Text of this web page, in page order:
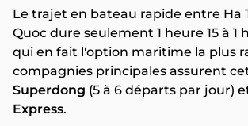
Le trajet en bateau rapide entre Ha
Quoc dure seulement 1 heure 15 à 1
qui en fait l'option maritime la plus
compagnies principales assurent
Superdong (5 à 6 départs par jour)
Express.